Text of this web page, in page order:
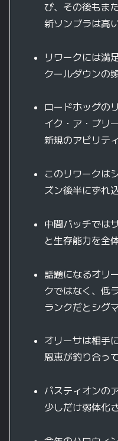
び、その後もま
新ソンブラは高
リワークには満
クールダウンの
ロードホッグの
イク・ア・ブリ
新規のアビリテ
このリワークは
ズン後半にずれ
中間パッチでは
と生存能力を全
話題になるオリ
クではなく、低
ランクだとシグ
オリーサは相手
恩恵が釣り合っ
バスティオンの
少しだけ弱体化